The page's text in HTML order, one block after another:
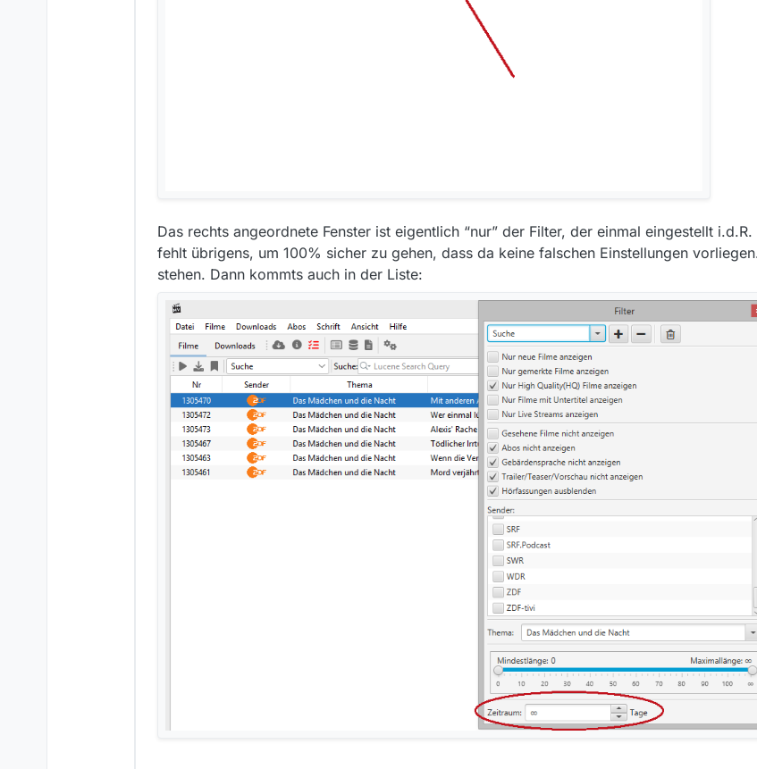
ist aber gut gewesen damt!
dann dachte ich “Holzhammermethode”
c:\Users\Name**
.mediathek3
neu gestartet
und siehe da alles wie beschrieben da und geht
Das rechts angeordnete Fenster ist eigentlich “nur” der Filter, der einmal eingestellt
fehlt übrigens, um 100% sicher zu gehen, dass da keine falschen Einstellungen
stehen. Dann kommts auch in der Liste: